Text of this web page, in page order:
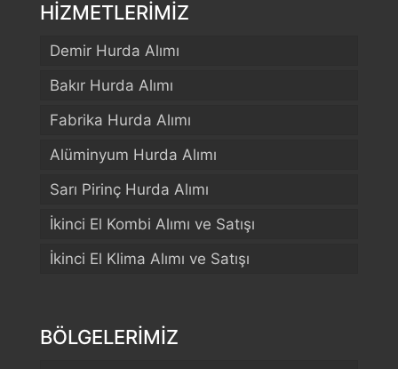
HİZMETLERİMİZ
Demir Hurda Alımı
Bakır Hurda Alımı
Fabrika Hurda Alımı
Alüminyum Hurda Alımı
Sarı Pirinç Hurda Alımı
İkinci El Kombi Alımı ve Satışı
İkinci El Klima Alımı ve Satışı
BÖLGELERİMİZ